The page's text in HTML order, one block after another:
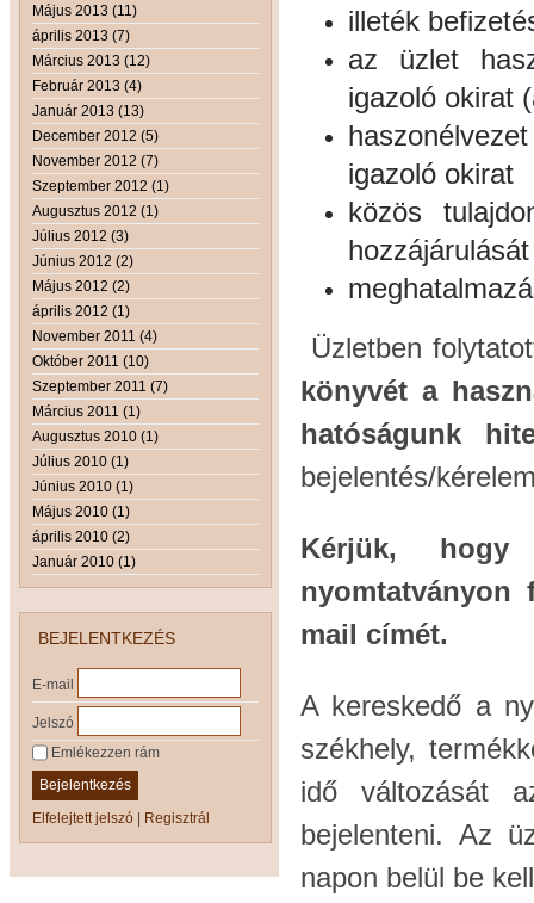
Május 2013 (11)
április 2013 (7)
Március 2013 (12)
Február 2013 (4)
Január 2013 (13)
December 2012 (5)
November 2012 (7)
Szeptember 2012 (1)
Augusztus 2012 (1)
Július 2012 (3)
Június 2012 (2)
Május 2012 (2)
április 2012 (1)
November 2011 (4)
Október 2011 (10)
Szeptember 2011 (7)
Március 2011 (1)
Augusztus 2010 (1)
Július 2010 (1)
Június 2010 (1)
Május 2010 (1)
április 2010 (2)
Január 2010 (1)
BEJELENTKEZÉS
E-mail
Jelszó
Emlékezzen rám
Bejelentkezés
Elfelejtett jelszó | Regisztrál
illeték
az üzlet
igazoló okirat
igazoló okirat
közös
Üzletben
könyvét a
hatóságunk
bejelentés/
Kérjük,
nyomtatványon
mail címét.
A kereskedő a
székhely,
idő változását
bejelenteni. Az
napon belül be